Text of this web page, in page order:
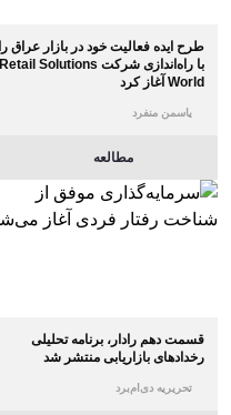
طرح ایده فعالیت خود در بازار عراق را
با راه‌اندازی شرکت Retail Solutions
World آغاز کرد
یاسمن منفرد
مطالعه
قسمت دهم رادار، برنامه تحلیلی
رخدادهای بازاریابی منتشر شد
تحریریه دی‌ام‌برد